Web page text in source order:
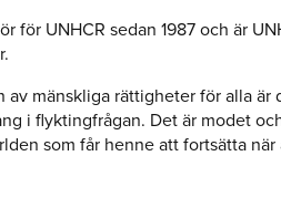
för UNHCR sedan 1987 och är
av mänskliga rättigheter för alla är
i flyktingfrågan. Det är modet
som får henne att fortsätta när